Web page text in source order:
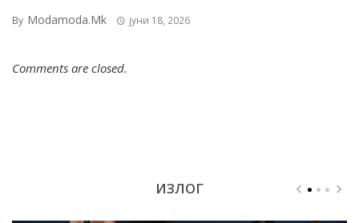
By Modamoda.mk јуни 18, 2026
Comments are closed.
ИЗЛОГ